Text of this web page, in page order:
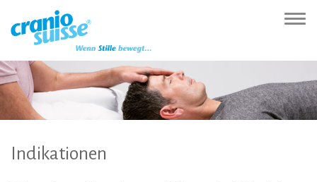
(Accesskey
Hauptnavigation
(Accesskey
Inhalt
(Accesskey
Sprachumschaltung
(Accesskey
Indikationen